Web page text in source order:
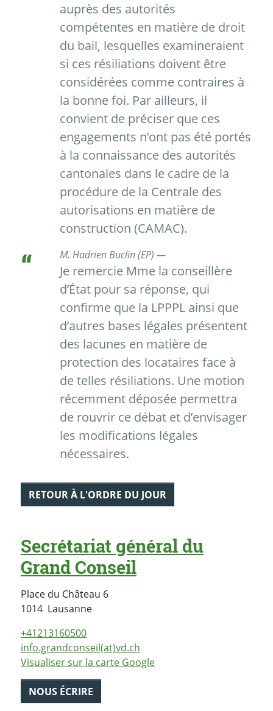
auprès des autorités
compétentes en matière de droit
du bail, lesquelles examineraient
si ces résiliations doivent être
considérées comme contraires à
la bonne foi. Par ailleurs, il
convient de préciser que ces
engagements n’ont pas été portés
à la connaissance des autorités
cantonales dans le cadre de la
procédure de la Centrale des
autorisations en matière de
construction (CAMAC).
M. Hadrien Buclin (EP) —
Je remercie Mme la conseillère
d’État pour sa réponse, qui
confirme que la LPPPL ainsi que
d’autres bases légales présentent
des lacunes en matière de
protection des locataires face à
de telles résiliations. Une motion
récemment déposée permettra
de rouvrir ce débat et d’envisager
les modifications légales
nécessaires.
RETOUR À L'ORDRE DU JOUR
Secrétariat général du
Grand Conseil
Place du Château 6
1014 LausanneSuisse
+41213160500
info.grandconseil(at)vd.ch
Visualiser sur la carte Google
NOUS ÉCRIRE